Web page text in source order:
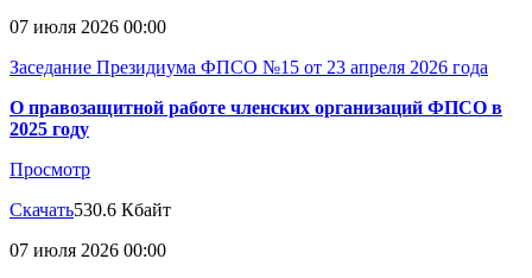
07 июля 2026 00:00
Заседание Президиума ФПСО №15 от 23 апреля 2026 года
О правозащитной работе членских организаций ФПСО в
2025 году
Просмотр
Скачать530.6 Кбайт
07 июля 2026 00:00